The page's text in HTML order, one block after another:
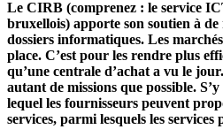
Le CIRB (comprenez : le service
bruxellois) apporte son soutien à
dossiers informatiques. Les
place. C’est pour les rendre plus
qu’une centrale d’achat a vu le
autant de missions que possible.
lequel les fournisseurs peuvent
services, parmi lesquels les